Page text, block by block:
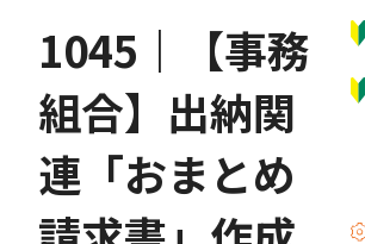
1045｜【事務
組合】出納関
連「おまとめ